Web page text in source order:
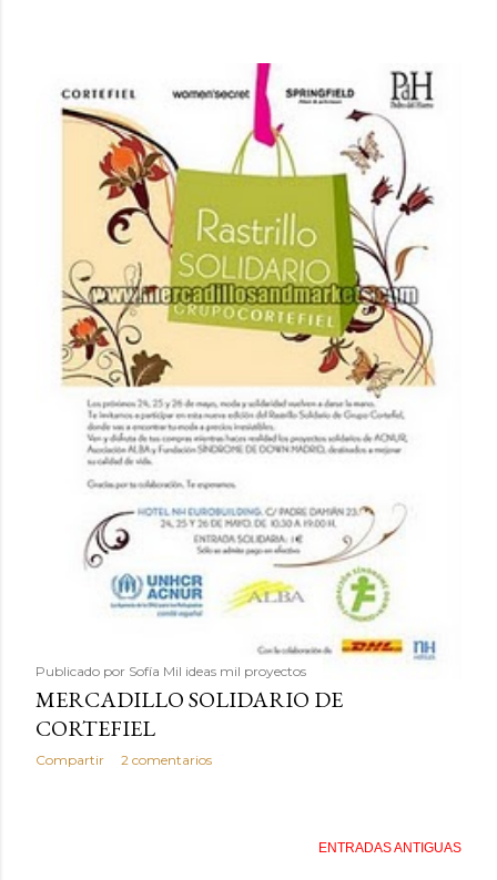
Publicado por Sofía Mil ideas mil proyectos
MERCADILLO SOLIDARIO DE
CORTEFIEL
Compartir 2 comentarios
ENTRADAS ANTIGUAS